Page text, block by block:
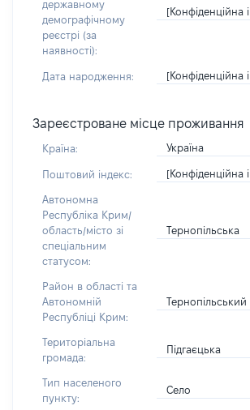
державному
демографічному
реєстрі (за
наявності):
[Конфіденційна
Дата народження: [Конфіденційна
Зареєстроване місце проживання
Країна: Україна
Поштовий індекс: [Конфіденційна
Автономна
Республіка Крим/
область/місто зі
спеціальним
статусом:
Тернопільська
Район в області та
Автономній
Республіці Крим:
Тернопільський
Територіальна
громада:
Підгаєцька
Тип населеного
пункту:
Село